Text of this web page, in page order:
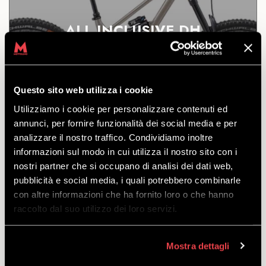
Questo sito web utilizza i cookie
Utilizziamo i cookie per personalizzare contenuti ed
annunci, per fornire funzionalità dei social media e per
analizzare il nostro traffico. Condividiamo inoltre
informazioni sul modo in cui utilizza il nostro sito con i
nostri partner che si occupano di analisi dei dati web,
pubblicità e social media, i quali potrebbero combinarle
con altre informazioni che ha fornito loro o che hanno
raccolto dal suo utilizzo dei loro servizi.
Mostra dettagli
ALL INCLUSIVE DH
COMMENCAL CLASH JUNIOR
26
ODKRYĆ
A z pakietem All Inclusive będziesz myśleć tylko o
dobrej zabawie. Oferta obejmuje bikepass + rower +
ochraniacze i kask. Dawaaaj!
odejść
z€100.00
€90.00